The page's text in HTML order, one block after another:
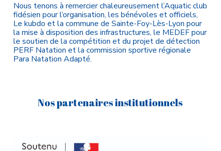
Nous tenons à remercier chaleureusement l’Aquatic club
fidésien pour l’organisation, les bénévoles et officiels,
Le kubdo et la commune de Sainte-Foy-Lès-Lyon pour
la mise à disposition des infrastructures, le MEDEF pour
le soutien de la compétition et du projet de détection
PERF Natation et la commission sportive régionale
Para Natation Adapté.
Nos partenaires institutionnels